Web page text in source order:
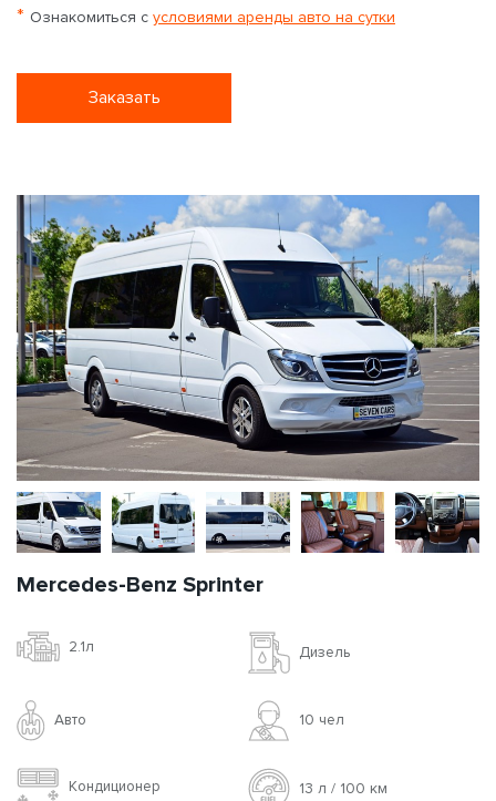
* Ознакомиться с условиями аренды авто на сутки
Заказать
Mercedes-Benz Sprinter
2.1л Дизель
Авто 10 чел
Кондиционер 13 л / 100 км